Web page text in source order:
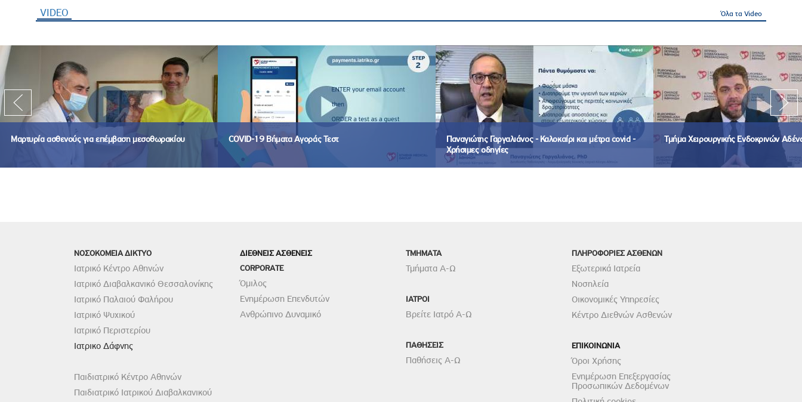
VIDEO Όλα τα Video
Μαρτυρία ασθενούς για επέμβαση μεσοθωρακίου COVID-19 Βήματα Αγοράς Τεστ
Παναγιώτης Γαργαλιάνος - Καλοκαίρι και μέτρα covid -
Χρήσιμες οδηγίες
Τμήμα Χειρουργικής Ενδοκρινών
ΝΟΣΟΚΟΜΕΙΑ ΔΙΚΤΥΟ
Ιατρικό Κέντρο Αθηνών
Ιατρικό Διαβαλκανικό Θεσσαλονίκης
Ιατρικό Παλαιού Φαλήρου
Ιατρικό Ψυχικού
Ιατρικό Περιστερίου
Ιατρικο Δάφνης
Παιδιατρικό Κέντρο Αθηνών
Παιδιατρικό Ιατρικού Διαβαλκανικού
ΔΙΕΘΝΕΙΣ ΑΣΘΕΝΕΙΣ
CORPORATE
Όμιλος
Ενημέρωση Επενδυτών
Ανθρώπινο Δυναμικό
TMHMATA
Τμήματα Α-Ω
ΙΑΤΡΟΙ
Βρείτε Ιατρό Α-Ω
ΠΑΘΗΣΕΙΣ
Παθήσεις Α-Ω
ΠΛΗΡΟΦΟΡΙΕΣ ΑΣΘΕΝΩΝ
Εξωτερικά Ιατρεία
Νοσηλεία
Οικονομικές Υπηρεσίες
Κέντρο Διεθνών Ασθενών
ΕΠΙΚΟΙΝΩΝΙΑ
Όροι Χρήσης
Ενημέρωση Επεξεργασίας
Προσωπικών Δεδομένων